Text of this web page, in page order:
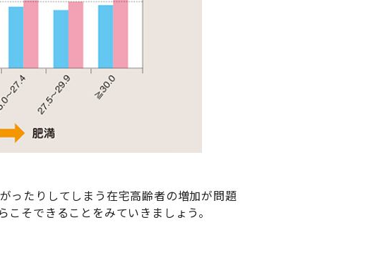
ったりしてしまう在宅高齢者の増加が問題
そできることをみていきましょう。